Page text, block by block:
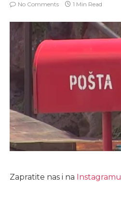
No Comments
1 Min Read
Zapratite nas i na Instagramu